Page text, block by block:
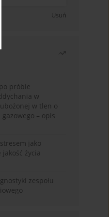
Usuń
próbie
w
w tlen o
– opis
jako
życia
zespołu